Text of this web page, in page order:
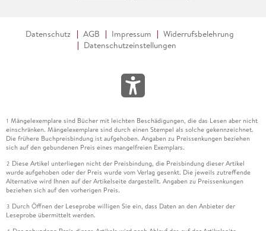
Datenschutz AGB Impressum
Widerrufsbelehrung
Datenschutzeinstellungen
1 Mängelexemplare sind Bücher mit leichten Beschädigungen, die das Lesen aber nicht
einschränken. Mängelexemplare sind durch einen Stempel als solche gekennzeichnet.
Die frühere Buchpreisbindung ist aufgehoben. Angaben zu Preissenkungen beziehen
sich auf den gebundenen Preis eines mangelfreien Exemplars.
2 Diese Artikel unterliegen nicht der Preisbindung, die Preisbindung dieser Artikel
wurde aufgehoben oder der Preis wurde vom Verlag gesenkt. Die jeweils zutreffende
Alternative wird Ihnen auf der Artikelseite dargestellt. Angaben zu Preissenkungen
beziehen sich auf den vorherigen Preis.
3 Durch Öffnen der Leseprobe willigen Sie ein, dass Daten an den Anbieter der
Leseprobe übermittelt werden.